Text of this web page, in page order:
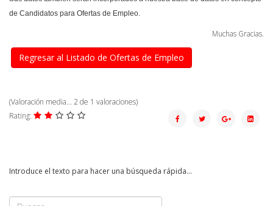
de Candidatos para Ofertas de Empleo.
Muchas Gracias.
Regresar al Listado de Ofertas de Empleo
(Valoración media... 2de 1 valoraciones)
Rating:
Introduce el texto para hacer una búsqueda rápida...